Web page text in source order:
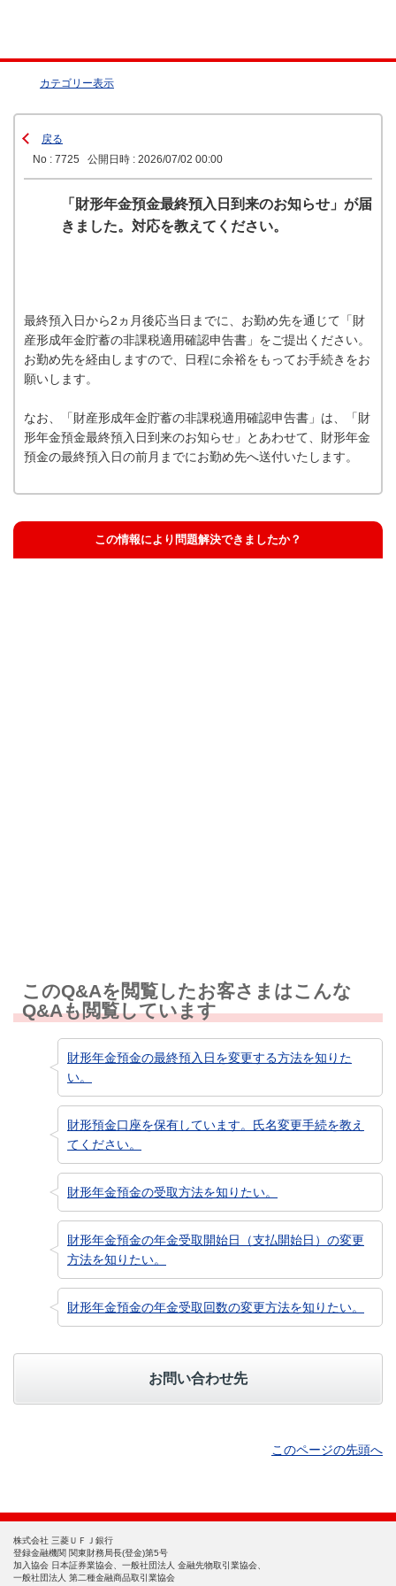
カテゴリー表示
戻る
No : 7725
公開日時 : 2026/07/02 00:00
「財形年金預金最終預入日到来のお知らせ」が届
きました。対応を教えてください。
最終預入日から2ヵ月後応当日までに、お勤め先を通じて「財
産形成年金貯蓄の非課税適用確認申告書」をご提出ください。
お勤め先を経由しますので、日程に余裕をもってお手続きをお
願いします。
なお、「財産形成年金貯蓄の非課税適用確認申告書」は、「財
形年金預金最終預入日到来のお知らせ」とあわせて、財形年金
預金の最終預入日の前月までにお勤め先へ送付いたします。
この情報により問題解決できましたか？
このQ&Aを閲覧したお客さまはこんな
Q&Aも閲覧しています
財形年金預金の最終預入日を変更する方法を知りた
い。
財形預金口座を保有しています。氏名変更手続を教え
てください。
財形年金預金の受取方法を知りたい。
財形年金預金の年金受取開始日（支払開始日）の変更
方法を知りたい。
財形年金預金の年金受取回数の変更方法を知りたい。
お問い合わせ先
このページの先頭へ
株式会社 三菱ＵＦＪ銀行
登録金融機関 関東財務局長(登金)第5号
加入協会 日本証券業協会、一般社団法人 金融先物取引業協会、
一般社団法人 第二種金融商品取引業協会